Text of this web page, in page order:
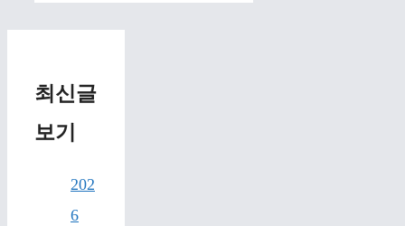
최신글
보기
202
6